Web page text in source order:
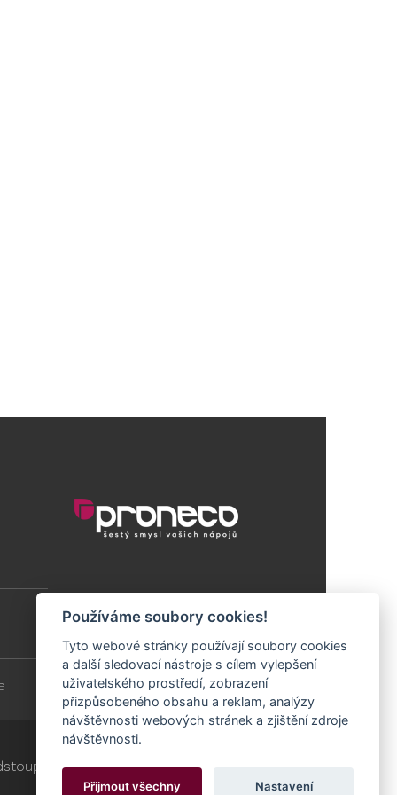
od smlouvy Cookies
Používáme soubory cookies!
Tyto webové stránky používají soubory cookies
a další sledovací nástroje s cílem vylepšení
uživatelského prostředí, zobrazení
přizpůsobeného obsahu a reklam, analýzy
návštěvnosti webových stránek a zjištění zdroje
návštěvnosti.
Přijmout všechny Nastavení